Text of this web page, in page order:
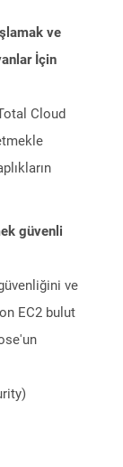
ve
İçin
Cloud
güvenli
ve
EC2 bulut